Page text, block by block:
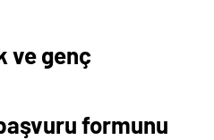
ve genç
formunu